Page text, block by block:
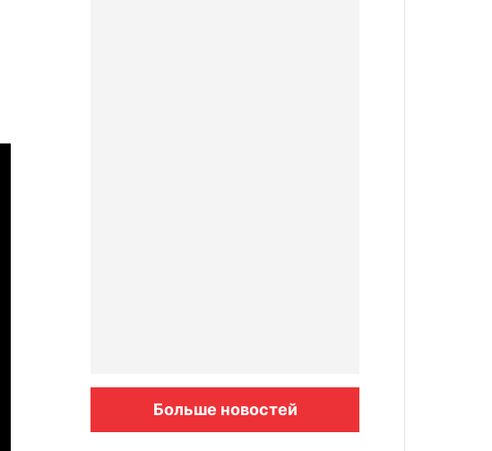
Больше новостей